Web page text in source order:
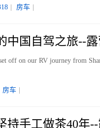
房车
中国自驾之旅--
off on our RV journey from
房车
持手工做茶40年